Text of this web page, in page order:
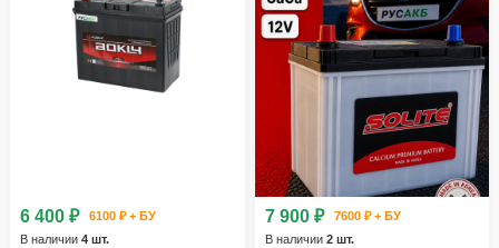
6 400 ₽
6100 ₽ + БУ
В наличии 4 шт.
7 900 ₽
7600 ₽ + БУ
В наличии 2 шт.